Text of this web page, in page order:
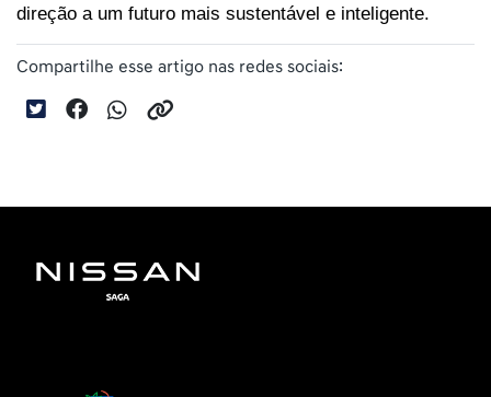
direção a um futuro mais sustentável e inteligente.
Compartilhe esse artigo nas redes sociais: